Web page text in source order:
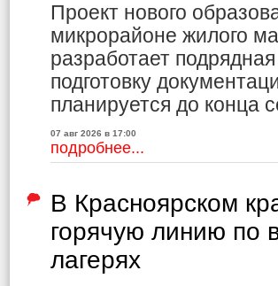
Проект нового
микрорайоне жилого
разработает
подготовку
планируется до конца
07 авг 2026 в 17:00
подробнее...
В Красноярском
горячую линию по
лагерях